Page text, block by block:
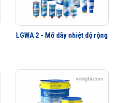
LGWA 2 - Mỡ dãy nhiệt độ rộng